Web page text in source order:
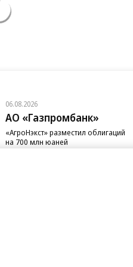
06.08.2026
АО «Газпромбанк»
«АгроНэкст» разместил облигаций
на 700 млн юаней